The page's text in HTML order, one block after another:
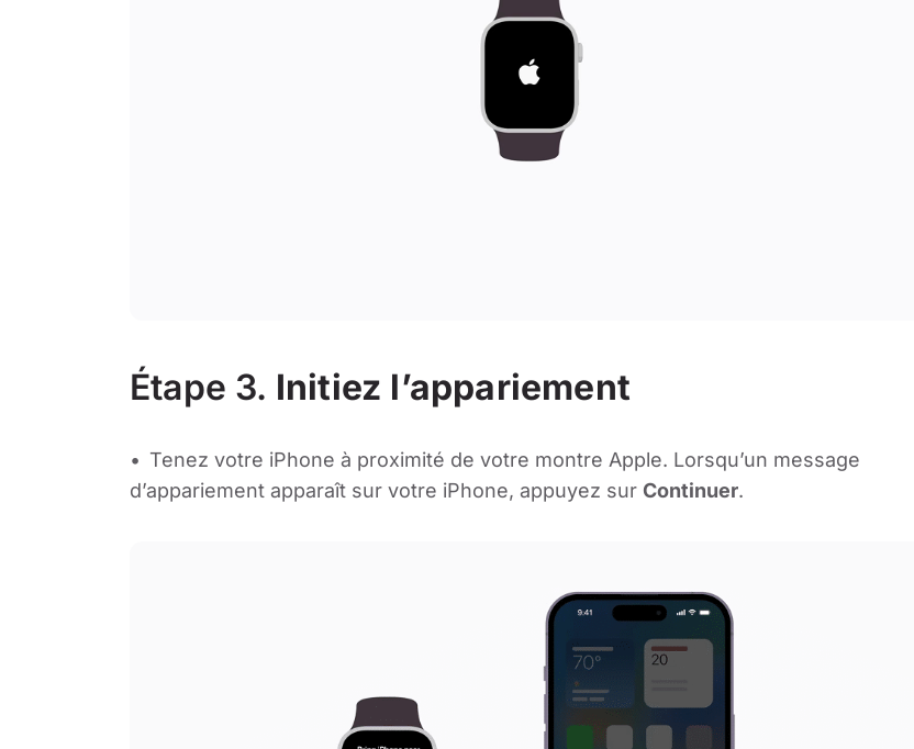
Étape 3. Initiez l’appariement
Tenez votre iPhone à proximité de votre montre Apple. Lorsqu’un message
d’appariement apparaît sur votre iPhone, appuyez sur Continuer.